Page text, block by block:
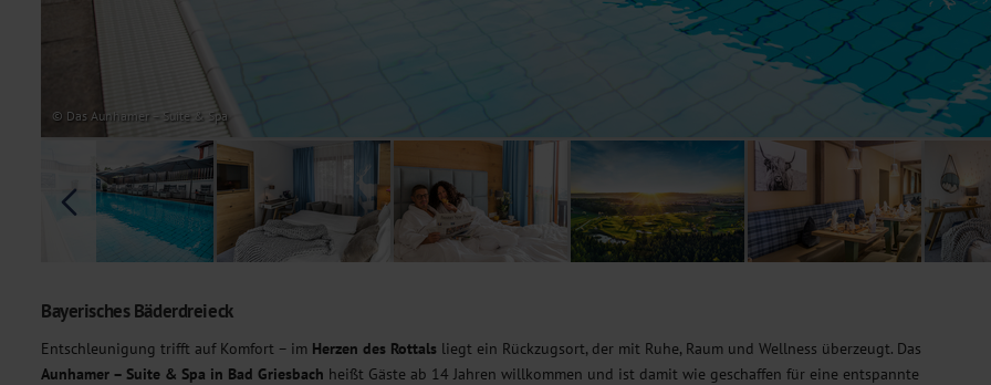
© Das Aunhamer – Suite & Spa
Bayerisches Bäderdreieck
Entschleunigung trifft auf Komfort – im Herzen des Rottals liegt ein Rückzugsort, der mit Ruhe, Raum und Wellness überzeugt. Das
Aunhamer – Suite & Spa in Bad Griesbach heißt Gäste ab 14 Jahren willkommen und ist damit wie geschaffen für eine entspannte
Um unser Angebot und unsere Webseite weiter zu verbessern, erfassen wir anonymisierte Daten für
dieser Cookies können wir beispielsweise die Besucherzahlen und den Effekt bestimmter Seiten unseres
unsere Inhalte optimieren. Wir nutzen hierfür Dienste von Google und Facebook. Durch diese Dienste
Übermittlung, der auf unsere Website erfassten Daten, kommen. Weitere Hinweise zu der Verarbeitung
Cookie-Einstellungen
widerrufen.
Diese Cookies werden genutzt, um Ihnen personalisierte Inhalte, passend zu Ihren Interessen anzuzeigen.